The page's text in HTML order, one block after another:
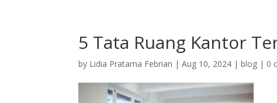
5 Tata Ruang Kantor
by Lidia Pratama Febrian |Aug 10, 2024 |blog | 0